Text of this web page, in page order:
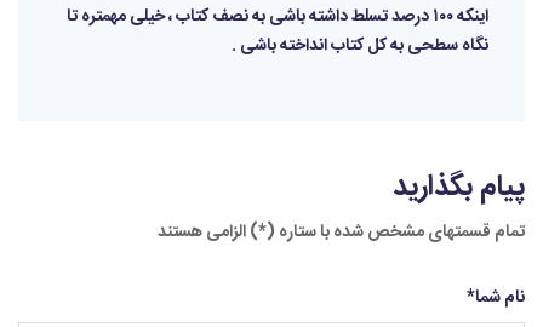
اینکه ۱۰۰ درصد تسلط داشته باشی به نصف کتاب ، خیلی مهمتره تا
نگاه سطحی به کل کتاب انداخته باشی .
پیام بگذارید
تمام قسمتهای مشخص شده با ستاره (*) الزامی هستند
نام شما*